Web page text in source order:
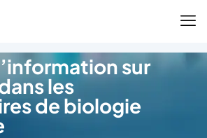
sur
les
de biologie